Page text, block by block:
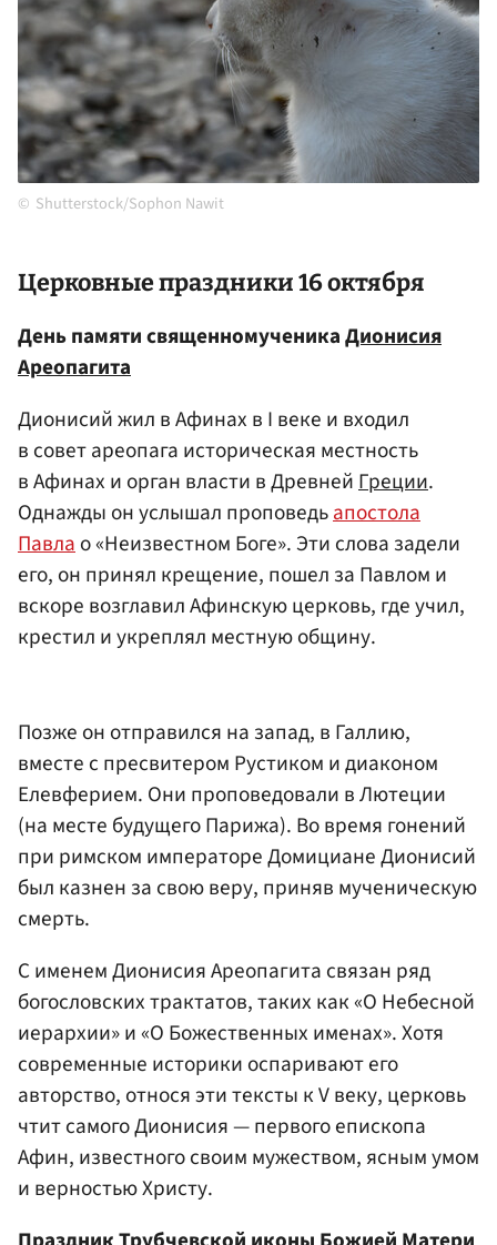
Shutterstock/Sophon Nawit
Церковные праздники 16 октября
День памяти священномученикаДионисия
Ареопагита
Дионисий жил в Афинах в I веке и входил
в совет ареопага историческая местность
в Афинах и орган власти в ДревнейГреции.
Однажды он услышал проповедьапостола
Павлао «Неизвестном Боге». Эти слова задели
его, он принял крещение, пошел за Павлом и
вскоре возглавил Афинскую церковь, где учил,
крестил и укреплял местную общину.
Позже он отправился на запад, в Галлию,
вместе с пресвитером Рустиком и диаконом
Елевферием. Они проповедовали в Лютеции
(на месте будущего Парижа). Во время гонений
при римском императоре Домициане Дионисий
был казнен за свою веру, приняв мученическую
смерть.
С именем Дионисия Ареопагита связан ряд
богословских трактатов, таких как «О Небесной
иерархии» и «О Божественных именах». Хотя
современные историки оспаривают его
авторство, относя эти тексты к V веку, церковь
чтит самого Дионисия — первого епископа
Афин, известного своим мужеством, ясным умом
и верностью Христу.